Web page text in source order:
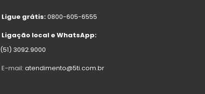
Ligue grátis:0800-605-6555
Ligação local e WhatsApp:
(51) 3092.9000
E-mail: atendimento@5ti.com.br